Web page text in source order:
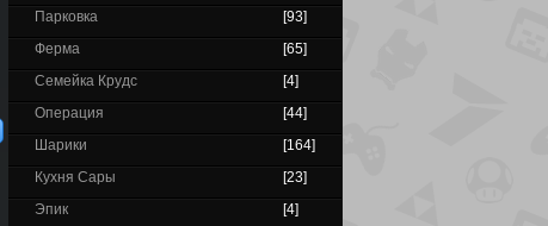
Парковка
[93]
Ферма
[65]
Семейка Крудс
[4]
Операция
[44]
Шарики
[164]
Кухня Сары
[23]
Эпик
[4]